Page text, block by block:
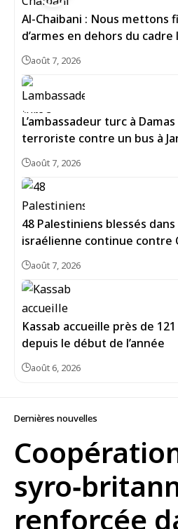
Al-Chaibani : Nous mettons
d’armes en dehors du cadre
août 7, 2026
L’ambassadeur turc à
terroriste contre un bus à
août 7, 2026
48 Palestiniens blessés dans
israélienne continue contre
août 7, 2026
Kassab accueille près de
depuis le début de l’année
août 6, 2026
Dernières nouvelles
renforcée